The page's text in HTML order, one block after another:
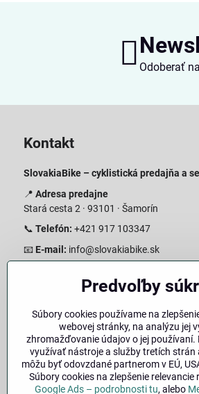
Odoberať
Kontakt
SlovakiaBike – cyklistická predajňa a
📍 Adresa predajne
Stará cesta 2 · 93101 · Šamorín
📞 Telefón: +421 917 103347
📧 E-mail: info@slovakiabike.sk
Pondelok–Piatok: 08:00–17:00 Streda
Nedeľa: Zatvorené
👉Zobraziť predajňu na mape(Google
Predvoľby
Súbory cookies používame na
webovej stránky, na analýzu jej
zhromažďovanie údajov o jej používaní.
využívať nástroje a služby tretích strán
môžu byť odovzdané partnerom v EÚ,
Súbory cookies na zlepšenie relevancie
Google Ads – podrobnosti tu, alebo